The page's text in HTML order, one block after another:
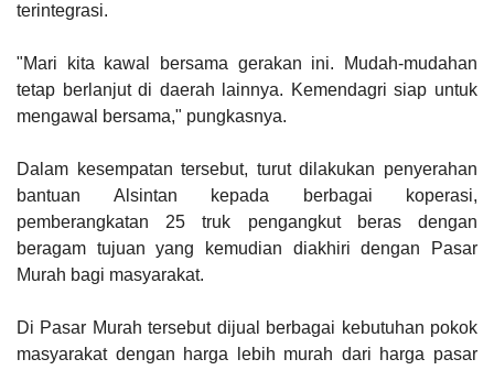
terintegrasi.
"Mari kita kawal bersama gerakan ini. Mudah-mudahan
tetap berlanjut di daerah lainnya. Kemendagri siap untuk
mengawal bersama," pungkasnya.
Dalam kesempatan tersebut, turut dilakukan penyerahan
bantuan Alsintan kepada berbagai koperasi,
pemberangkatan 25 truk pengangkut beras dengan
beragam tujuan yang kemudian diakhiri dengan Pasar
Murah bagi masyarakat.
Di Pasar Murah tersebut dijual berbagai kebutuhan pokok
masyarakat dengan harga lebih murah dari harga pasar